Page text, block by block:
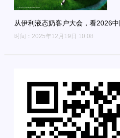
从伊利液态奶客户大会，看2026中
时间：2025年12月19日 10:08